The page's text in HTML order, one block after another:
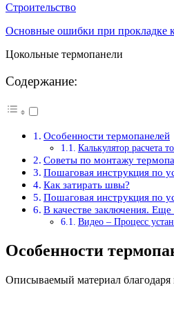
Строительство
Основные ошибки при прокладке
Цокольные термопанели
Содержание:
Особенности термопанелей
Калькулятор расчета
Советы по монтажу
Пошаговая инструкция по
Как затирать швы?
Пошаговая инструкция по
В качестве заключения. Еще
Видео – Процесс
Особенности
Описываемый материал